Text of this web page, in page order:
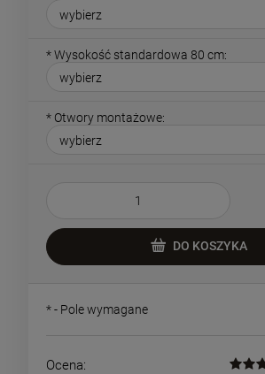
*Wysokość standardowa 80 cm:
* Otwory montażowe:
DO KOSZYKA
*- Pole wymagane
Ocena: